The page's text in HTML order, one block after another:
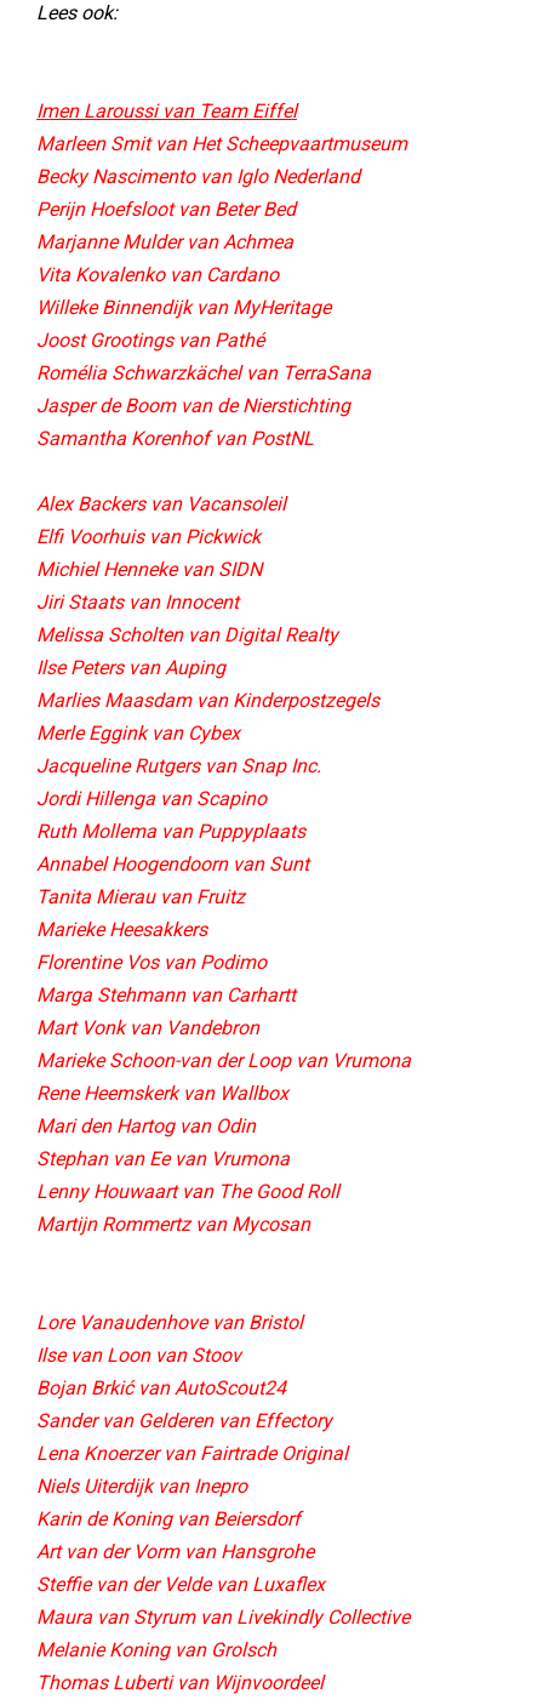
Lees ook:
Imen Laroussi van Team Eiffel
Marleen Smit van Het Scheepvaartmuseum
Becky Nascimento van Iglo Nederland
Perijn Hoefsloot van Beter Bed​
Marjanne Mulder van Achmea
Vita Kovalenko van Cardano
Willeke Binnendijk van MyHeritage
Joost Grootings van Pathé
Romélia Schwarzkächel van TerraSana
Jasper de Boom van de Nierstichting
Samantha Korenhof van PostNL
Alex Backers van Vacansoleil
Elfi Voorhuis van Pickwick
Michiel Henneke van SIDN
Jiri Staats van Innocent
Melissa Scholten van Digital Realty
Ilse Peters van Auping
Marlies Maasdam van Kinderpostzegels
Merle Eggink van Cybex
Jacqueline Rutgers van Snap Inc.
Jordi Hillenga van Scapino
Ruth Mollema van Puppyplaats
Annabel Hoogendoorn van Sunt​
Tanita Mierau van Fruitz
Marieke Heesakkers
Florentine Vos van Podimo
Marga Stehmann van Carhartt
Mart Vonk van Vandebron
Marieke Schoon-van der Loop van Vrumona
Rene Heemskerk van Wallbox
Mari den Hartog van Odin
Stephan van Ee van Vrumona
Lenny Houwaart van The Good Roll
Martijn Rommertz van Mycosan​
Lore Vanaudenhove van Bristol
Ilse van Loon van Stoov
Bojan Brkić van AutoScout24
Sander van Gelderen van Effectory
Lena Knoerzer van Fairtrade Original
Niels Uiterdijk van Inepro
Karin de Koning van Beiersdorf
Art van der Vorm van Hansgrohe
Steffie van der Velde van Luxaflex
Maura van Styrum van Livekindly Collective​
Melanie Koning van Grolsch
Thomas Luberti van Wijnvoordeel